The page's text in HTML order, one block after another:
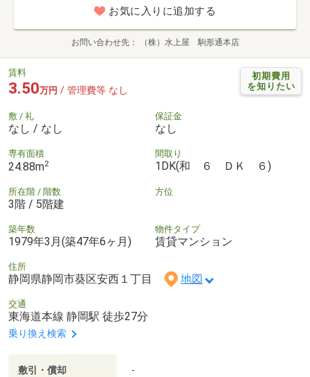
お気に入りに追加する
お問い合わせ先 （株）水上屋 駒形通本店
初期費用
を知りたい
賃料
3.50万円 / 管理費等 なし
敷 / 礼
なし / なし
保証金
なし
専有面積
24.88m2
間取り
1DK(和 ６ ＤＫ ６)
所在階 / 階数
3階 / 5階建
方位
築年数
1979年3月(築47年6ヶ月)
物件タイプ
賃貸マンション
住所
静岡県静岡市葵区安西１丁目 地図
交通
東海道本線 静岡駅 徒歩27分
乗り換え検索
敷引・償却 -